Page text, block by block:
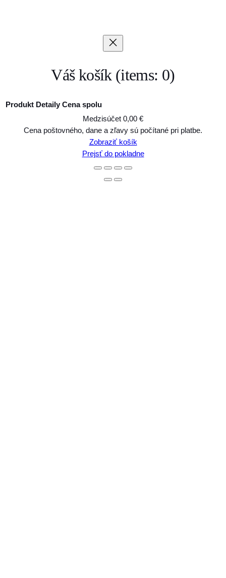
Váš košík (items: 0)
Produkty
Produkt Detaily Cena spolu
Medzisúčet 0,00 €
Cena poštovného, dane a zľavy sú počítané pri platbe.
Zobraziť košík
Prejsť do pokladne